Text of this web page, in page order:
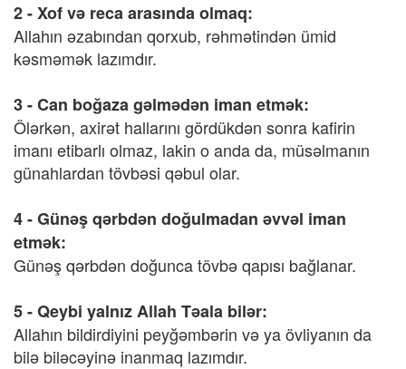
2 - Xof və reca arasında olmaq:
Allahın əzabından qorxub, rəhmətindən ümid
kəsməmək lazımdır.
3 - Can boğaza gəlmədən iman etmək:
Ölərkən, axirət hallarını gördükdən sonra kafirin
imanı etibarlı olmaz, lakin o anda da, müsəlmanın
günahlardan tövbəsi qəbul olar.
4 - Günəş qərbdən doğulmadan əvvəl iman
etmək:
Günəş qərbdən doğunca tövbə qapısı bağlanar.
5 - Qeybi yalnız Allah Təala bilər:
Allahın bildirdiyini peyğəmbərin və ya övliyanın da
bilə biləcəyinə inanmaq lazımdır.